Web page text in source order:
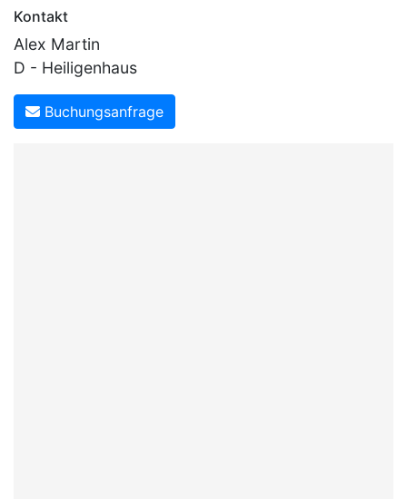
Kontakt
Alex Martin
D - Heiligenhaus
Buchungsanfrage